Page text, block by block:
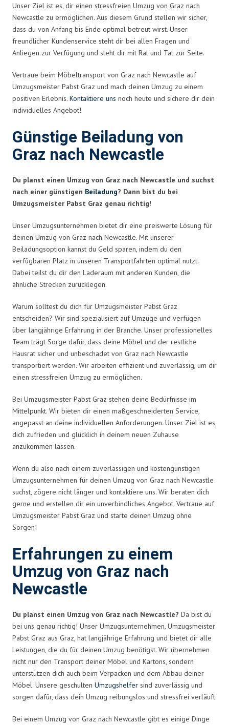
Unser Ziel ist es, dir einen stressfreien Umzug von Graz nach
Newcastle zu ermöglichen. Aus diesem Grund stellen wir sicher,
dass du von Anfang bis Ende optimal betreut wirst. Unser
freundlicher Kundenservice steht dir bei allen Fragen und
Anliegen zur Verfügung und steht dir mit Rat und Tat zur Seite.
Vertraue beim Möbeltransport von Graz nach Newcastle auf
Umzugsmeister Pabst Graz und mach deinen Umzug zu einem
positiven Erlebnis. Kontaktiere uns noch heute und sichere dir dein
individuelles Angebot!
Günstige Beiladung von
Graz nach Newcastle
Du planst einen Umzug von Graz nach Newcastle und suchst
nach einer günstigen Beiladung? Dann bist du bei
Umzugsmeister Pabst Graz genau richtig!
Unser Umzugsunternehmen bietet dir eine preiswerte Lösung für
deinen Umzug von Graz nach Newcastle. Mit unserer
Beiladungsoption kannst du Geld sparen, indem du den
verfügbaren Platz in unseren Transportfahrten optimal nutzt.
Dabei teilst du dir den Laderaum mit anderen Kunden, die
ähnliche Strecken zurücklegen.
Warum solltest du dich für Umzugsmeister Pabst Graz
entscheiden? Wir sind spezialisiert auf Umzüge und verfügen
über langjährige Erfahrung in der Branche. Unser professionelles
Team trägt Sorge dafür, dass deine Möbel und der restliche
Hausrat sicher und unbeschadet von Graz nach Newcastle
transportiert werden. Wir arbeiten effizient und zuverlässig, um dir
einen stressfreien Umzug zu ermöglichen.
Bei Umzugsmeister Pabst Graz stehen deine Bedürfnisse im
Mittelpunkt. Wir bieten dir einen maßgeschneiderten Service,
angepasst an deine individuellen Anforderungen. Unser Ziel ist es,
dich zufrieden und glücklich in deinem neuen Zuhause
anzukommen lassen.
Wenn du also nach einem zuverlässigen und kostengünstigen
Umzugsunternehmen für deinen Umzug von Graz nach Newcastle
suchst, zögere nicht länger und kontaktiere uns. Wir beraten dich
gerne und erstellen dir ein unverbindliches Angebot. Vertraue auf
Umzugsmeister Pabst Graz und starte deinen Umzug ohne
Sorgen!
Erfahrungen zu einem
Umzug von Graz nach
Newcastle
Du planst einen Umzug von Graz nach Newcastle? Da bist du
bei uns genau richtig! Unser Umzugsunternehmen, Umzugsmeister
Pabst Graz aus Graz, hat langjährige Erfahrung und bietet dir alle
Leistungen, die du für deinen Umzug benötigst. Wir übernehmen
nicht nur den Transport deiner Möbel und Kartons, sondern
unterstützen dich auch beim Verpacken und dem Abbau deiner
Möbel. Unsere geschulten Umzugshelfer sind zuverlässig und
sorgen dafür, dass dein Umzug reibungslos und stressfrei verläuft.
Bei einem Umzug von Graz nach Newcastle gibt es einige Dinge